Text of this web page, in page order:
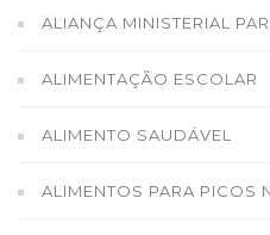
ALIANÇA MINISTERIAL
ALIMENTAÇÃO ESCOLAR
ALIMENTO SAUDÁVEL
ALIMENTOS PARA PICOS